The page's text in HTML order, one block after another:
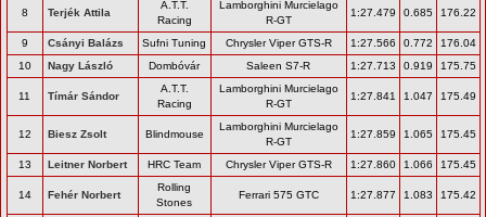
8 Terjék Attila
A.T.T.
Racing
Lamborghini Murcielago
R-GT
1:27.479 0.685 176.22
9 Csányi Balázs Sufni Tuning Chrysler Viper GTS-R 1:27.566 0.772
176.04
10
Nagy László Dombóvár Saleen S7-R 1:27.713 0.919 175.75
11 Tímár Sándor
A.T.T.
Racing
Lamborghini Murcielago
R-GT
1:27.841 1.047 175.49
12 Biesz Zsolt Blindmouse
Lamborghini Murcielago
R-GT
1:27.859 1.065 175.45
13 Leitner Norbert HRC Team Chrysler Viper GTS-R 1:27.860 1.066 175.45
14 Fehér Norbert
Rolling
Stones
Ferrari 575 GTC 1:27.877 1.083 175.42